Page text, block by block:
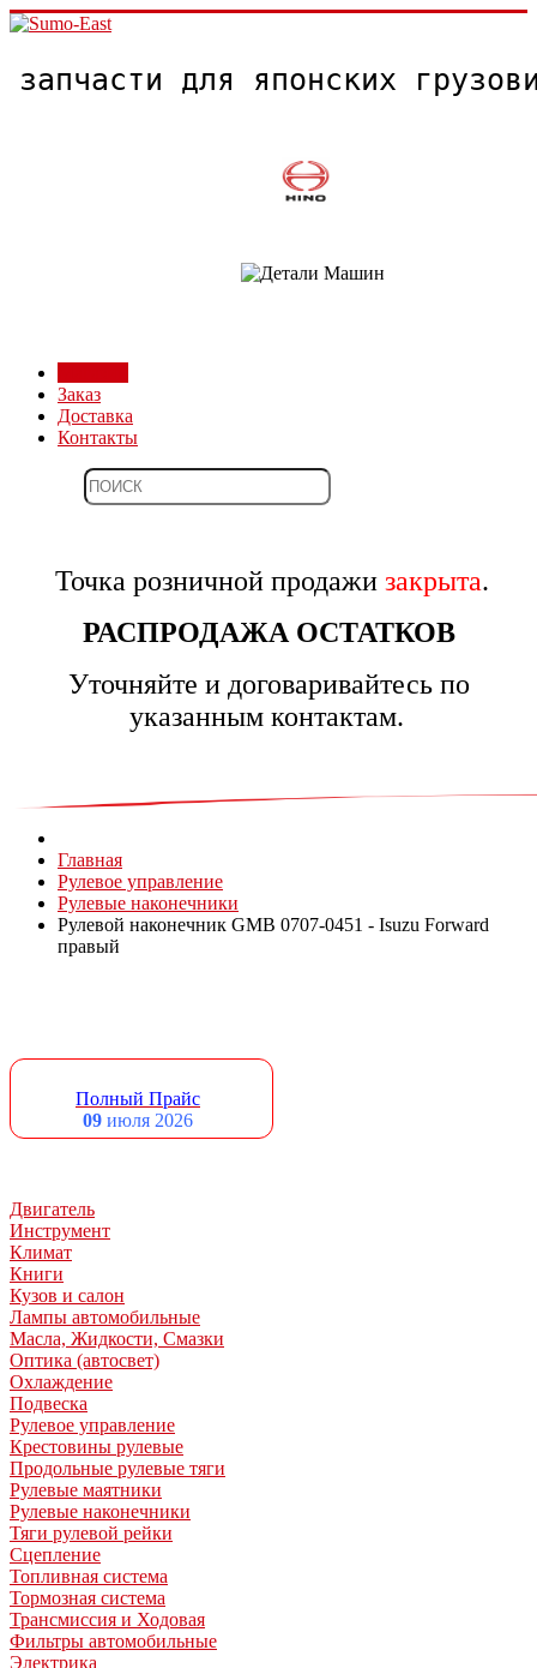
запчасти для японских
Заказ
Доставка
Контакты
Точка розничной продажи закрыта.
РАСПРОДАЖА ОСТАТКОВ
Уточняйте и договаривайтесь по
указанным контактам.
Главная
Рулевое управление
Рулевые наконечники
Рулевой наконечник GMB 0707-0451 - Isuzu Forward
правый
Полный Прайс
09 июля 2026
Двигатель
Инструмент
Климат
Книги
Кузов и салон
Лампы автомобильные
Масла, Жидкости, Смазки
Оптика (автосвет)
Охлаждение
Подвеска
Рулевое управление
Крестовины рулевые
Продольные рулевые тяги
Рулевые маятники
Рулевые наконечники
Тяги рулевой рейки
Сцепление
Топливная система
Тормозная система
Трансмиссия и Ходовая
Фильтры автомобильные
Электрика